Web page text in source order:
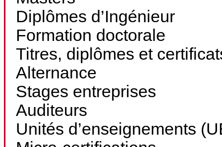
Diplômes d’Ingénieur
Formation doctorale
Titres, diplômes et
Alternance
Stages entreprises
Auditeurs
Unités d’enseignements